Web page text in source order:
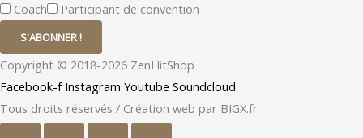
Coach
Participant de convention
S'ABONNER !
Copyright © 2018-2026 ZenHitShop
Facebook-f Instagram Youtube Soundcloud
Tous droits réservés / Création web par BIGX.fr